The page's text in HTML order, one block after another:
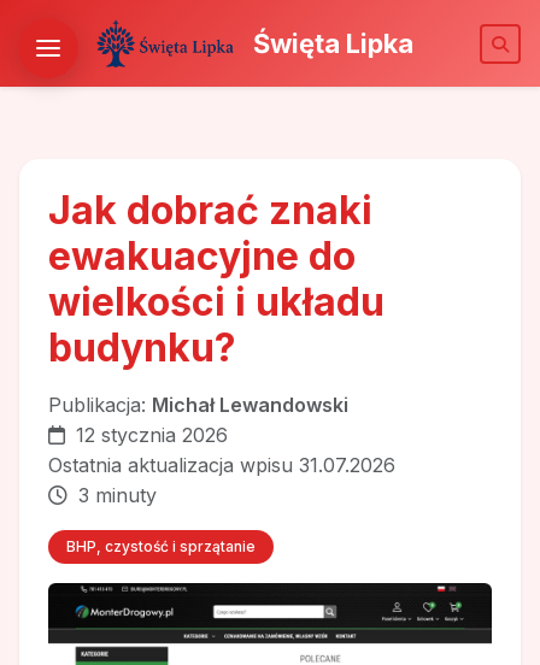
Święta Lipka
Jak dobrać znaki
ewakuacyjne do
wielkości i układu
budynku?
Publikacja: Michał Lewandowski
12 stycznia 2026
Ostatnia aktualizacja wpisu 31.07.2026
3 minuty
BHP, czystość i sprzątanie